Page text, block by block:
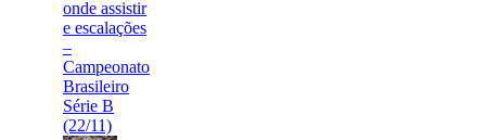
onde assistir
e escalações
–
Campeonato
Brasileiro
Série B
(22/11)